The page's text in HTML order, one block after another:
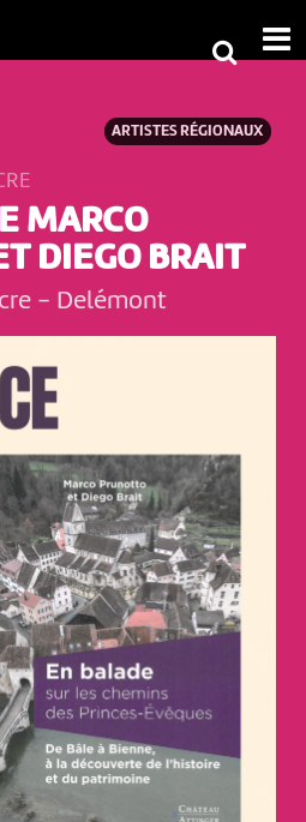
ARTISTES RÉGIONAUX
MARCO
DIEGO BRAIT
- Delémont